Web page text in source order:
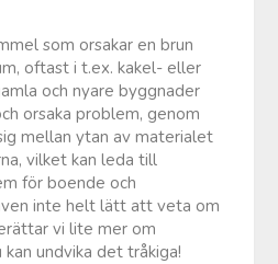
som orsakar en brun
oftast i t.ex. kakel- eller
och nyare byggnader
orsaka problem, genom
mellan ytan av materialet
vilket kan leda till
för boende och
inte helt lätt att veta om
vi lite mer om
undvika det tråkiga!